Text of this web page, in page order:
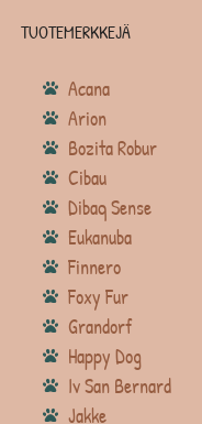
TUOTEMERKKEJÄ
Acana
Arion
Bozita Robur
Cibau
Dibaq Sense
Eukanuba
Finnero
Foxy Fur
Grandorf
Happy Dog
Iv San Bernard
Jakke